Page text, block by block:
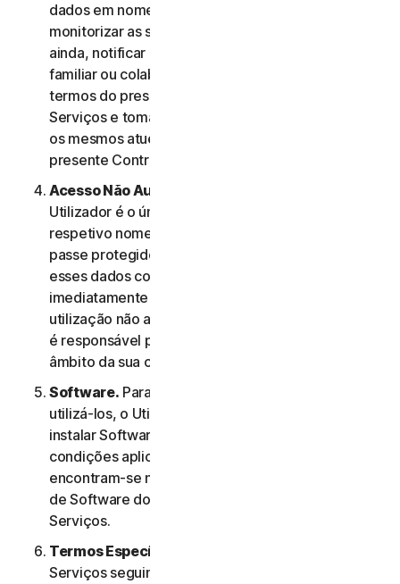
dados em nome desses membros e para
monitorizar as suas contas. O Utilizador aceita,
ainda, notificar os membros do seu agregado
familiar ou colaboradores de PE relativamente aos
termos do presente Contrato de Licença e
Serviços e tomar as medidas necessárias para que
os mesmos atuem em conformidade com o
presente Contrato de Licença e Serviços.
Acesso Não Autorizado à Conta do Utilizador
Utilizador é o único responsável por manter o
respetivo nome de utilizador e a respetiva palavra-
passe protegidos. O Utilizador não deve partilhar
esses dados com outras pessoas e deve notificar
imediatamente a NortonLifeLock em caso de
utilização não autorizada dos mesmos. O Utilizador
é responsável por todas as atividades efetuadas no
âmbito da sua conta.
Software. Para aceder a determinados Serviços e
utilizá-los, o Utilizador poderá ter de transferir e
instalar Software num Dispositivo. Os termos e
condições aplicáveis à utilização desse Software
encontram-se na Cláusula 3.ª – Termos de Licença
de Software do presente Contrato de Licença e
Serviços.
Termos Específicos de Alguns Serviços.
Serviços seguintes estão sujeitos a termos e